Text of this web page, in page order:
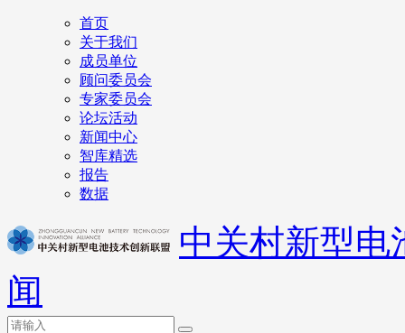
首页
关于我们
成员单位
顾问委员会
专家委员会
论坛活动
新闻中心
智库精选
报告
数据
中关村新型电
闻